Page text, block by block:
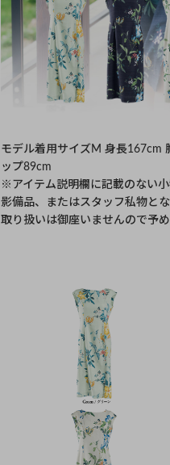
モデル着用サイズM 身長167cm
ップ89cm
※アイテム説明欄に記載のない
影備品、またはスタッフ私物と
取り扱いは御座いませんので予め